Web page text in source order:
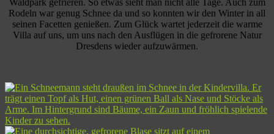
Rodeln war genug Schnee da und so konnten wir den Winter in all
seinen Facetten genießen. Zum Glück wartet jederzeit die warme
Villa auf uns, um uns nach den Ausflügen in die gefrorene Natur
Dresdens wieder aufzuwärmen.